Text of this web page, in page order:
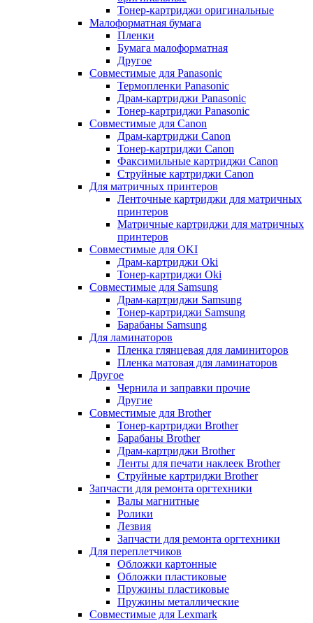
Тонер-картриджи оригинальные
Малоформатная бумага
Пленки
Бумага малоформатная
Другое
Совместимые для Panasonic
Термопленки Panasonic
Драм-картриджи Panasonic
Тонер-картриджи Panasonic
Совместимые для Canon
Драм-картриджи Canon
Тонер-картриджи Canon
Факсимильные картриджи Canon
Струйные картриджи Canon
Для матричных принтеров
Ленточные картриджи для матричных
принтеров
Матричные картриджи для матричных
принтеров
Совместимые для OKI
Драм-картриджи Oki
Тонер-картриджи Oki
Совместимые для Samsung
Драм-картриджи Samsung
Тонер-картриджи Samsung
Барабаны Samsung
Для ламинаторов
Пленка глянцевая для ламиниторов
Пленка матовая для ламинаторов
Другое
Чернила и заправки прочие
Другие
Совместимые для Brother
Тонер-картриджи Brother
Барабаны Brother
Драм-картриджи Brother
Ленты для печати наклеек Brother
Струйные картриджи Brother
Запчасти для ремонта оргтехники
Валы магнитные
Ролики
Лезвия
Запчасти для ремонта оргтехники
Для переплетчиков
Обложки картонные
Обложки пластиковые
Пружины пластиковые
Пружины металлические
Совместимые для Lexmark